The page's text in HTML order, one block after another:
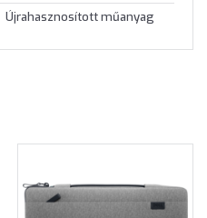
Újrahasznosított műanyag